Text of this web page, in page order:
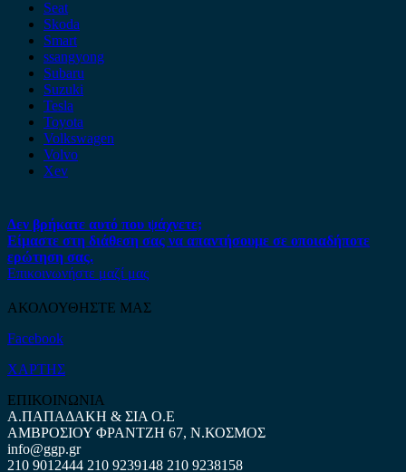
Seat
Skoda
Smart
ssangyong
Subaru
Suzuki
Tesla
Toyota
Volkswagen
Volvo
Xev
Δεν βρήκατε αυτό που ψάχνετε;
Είμαστε στη διάθεση σας να απαντήσουμε σε οποιαδήποτε
ερώτηση σας.
Επικοινωνήστε μαζί μας
ΑΚΟΛΟΥΘΗΣΤΕ ΜΑΣ
Facebook
ΧΑΡΤΗΣ
ΕΠΙΚΟΙΝΩΝΙΑ
Α.ΠΑΠΑΔΑΚΗ & ΣΙΑ Ο.Ε
ΑΜΒΡΟΣΙΟΥ ΦΡΑΝΤΖΗ 67, Ν.ΚΟΣΜΟΣ
info@ggp.gr
210 9012444 210 9239148 210 9238158